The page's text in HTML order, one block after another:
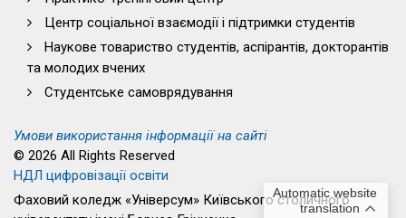
Automatic website
translation
Центр соціальної взаємодії і підтримки студентів
Наукове товариство студентів, аспірантів, докторантів
та молодих вчених
Студентське самоврядування
Умови використання інформації на сайті
© 2026 All Rights Reserved
НДЛ цифровізації освіти
Фаховий коледж «Універсум» Київського столичного